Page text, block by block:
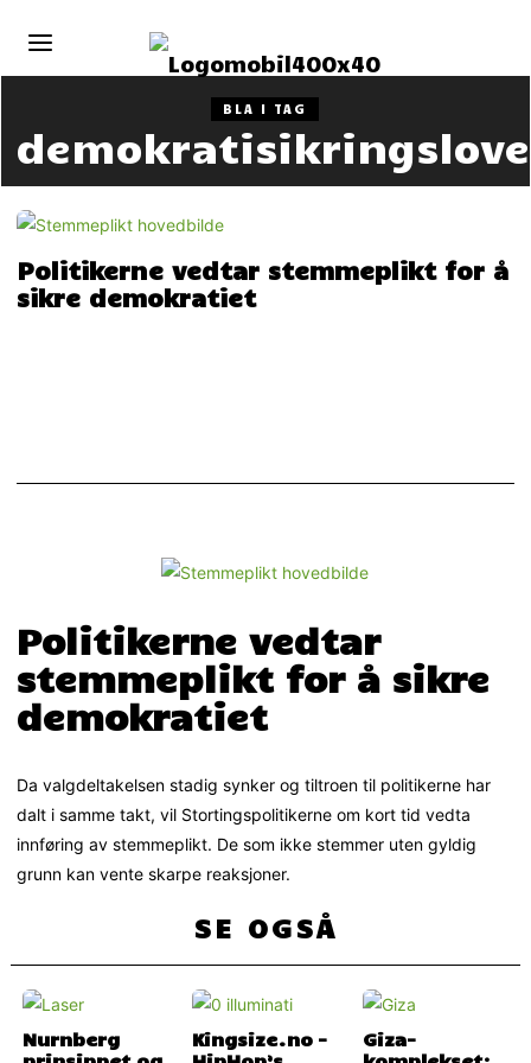
BLA I TAG
Politikerne vedtar stemmeplikt for å
sikre demokratiet
Politikerne vedtar
stemmeplikt for å sikre
demokratiet
Da valgdeltakelsen stadig synker og tiltroen til politikerne har
dalt i samme takt, vil Stortingspolitikerne om kort tid vedta
innføring av stemmeplikt. De som ikke stemmer uten gyldig
grunn kan vente skarpe reaksjoner.
SE OGSÅ
Nurnberg
Kingsize.no –
Giza-